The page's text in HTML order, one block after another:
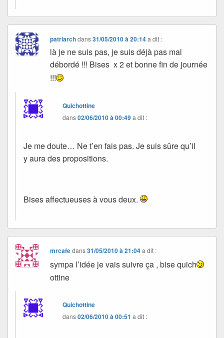
patriarchdans31/05/2010 à 20:14 a dit :
là je ne suis pas, je suis déjà pas mal
débordé !!! Bises x 2 et bonne fin de journée
!!!
Quichottine
dans02/06/2010 à 00:49a dit :
Je me doute… Ne t’en fais pas. Je suis sûre qu’il
y aura des propositions.
Bises affectueuses à vous deux.
mrcafedans31/05/2010 à 21:04 a dit :
sympa l’idée je vais suivre ça , bise quich
ottine
Quichottine
dans02/06/2010 à 00:51 a dit :